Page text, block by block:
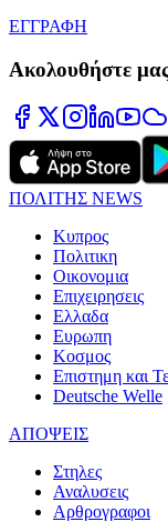
ΕΓΓΡΑΦΗ
Ακολουθήστε
ΠΟΛΙΤΗΣ NEWS
Κυπρος
Πολιτικη
Οικονομια
Επιχειρησεις
Ελλαδα
Ευρωπη
Κοσμος
Επιστημη και
Deutsche Welle
ΑΠΟΨΕΙΣ
Στηλες
Αναλυσεις
Αρθρογραφοι